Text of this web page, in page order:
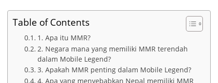
Table of Contents
1. Apa itu MMR?
2. Negara mana yang memiliki MMR terendah
dalam Mobile Legend?
3. Apakah MMR penting dalam Mobile Legend?
4. Apa yang menyebabkan Nepal memiliki MMR